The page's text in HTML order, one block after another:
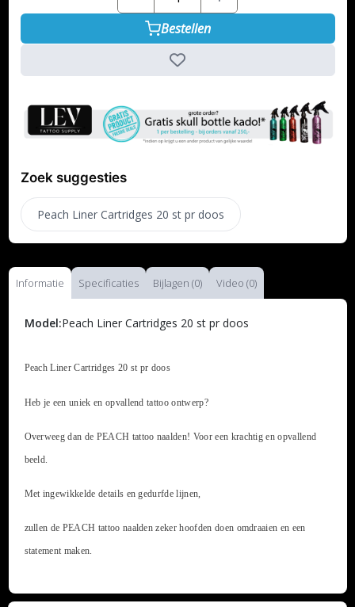
Bestellen
Zoek suggesties
Peach Liner Cartridges 20 st pr doos
Informatie Specificaties Bijlagen (0) Video (0)
Model:Peach Liner Cartridges 20 st pr doos
Peach Liner Cartridges 20 st pr doos
Heb je een uniek en opvallend tattoo ontwerp?
Overweeg dan de PEACH tattoo naalden! Voor een krachtig en opvallend
beeld.
Met ingewikkelde details en gedurfde lijnen,
zullen de PEACH tattoo naalden zeker hoofden doen omdraaien en een
statement maken.